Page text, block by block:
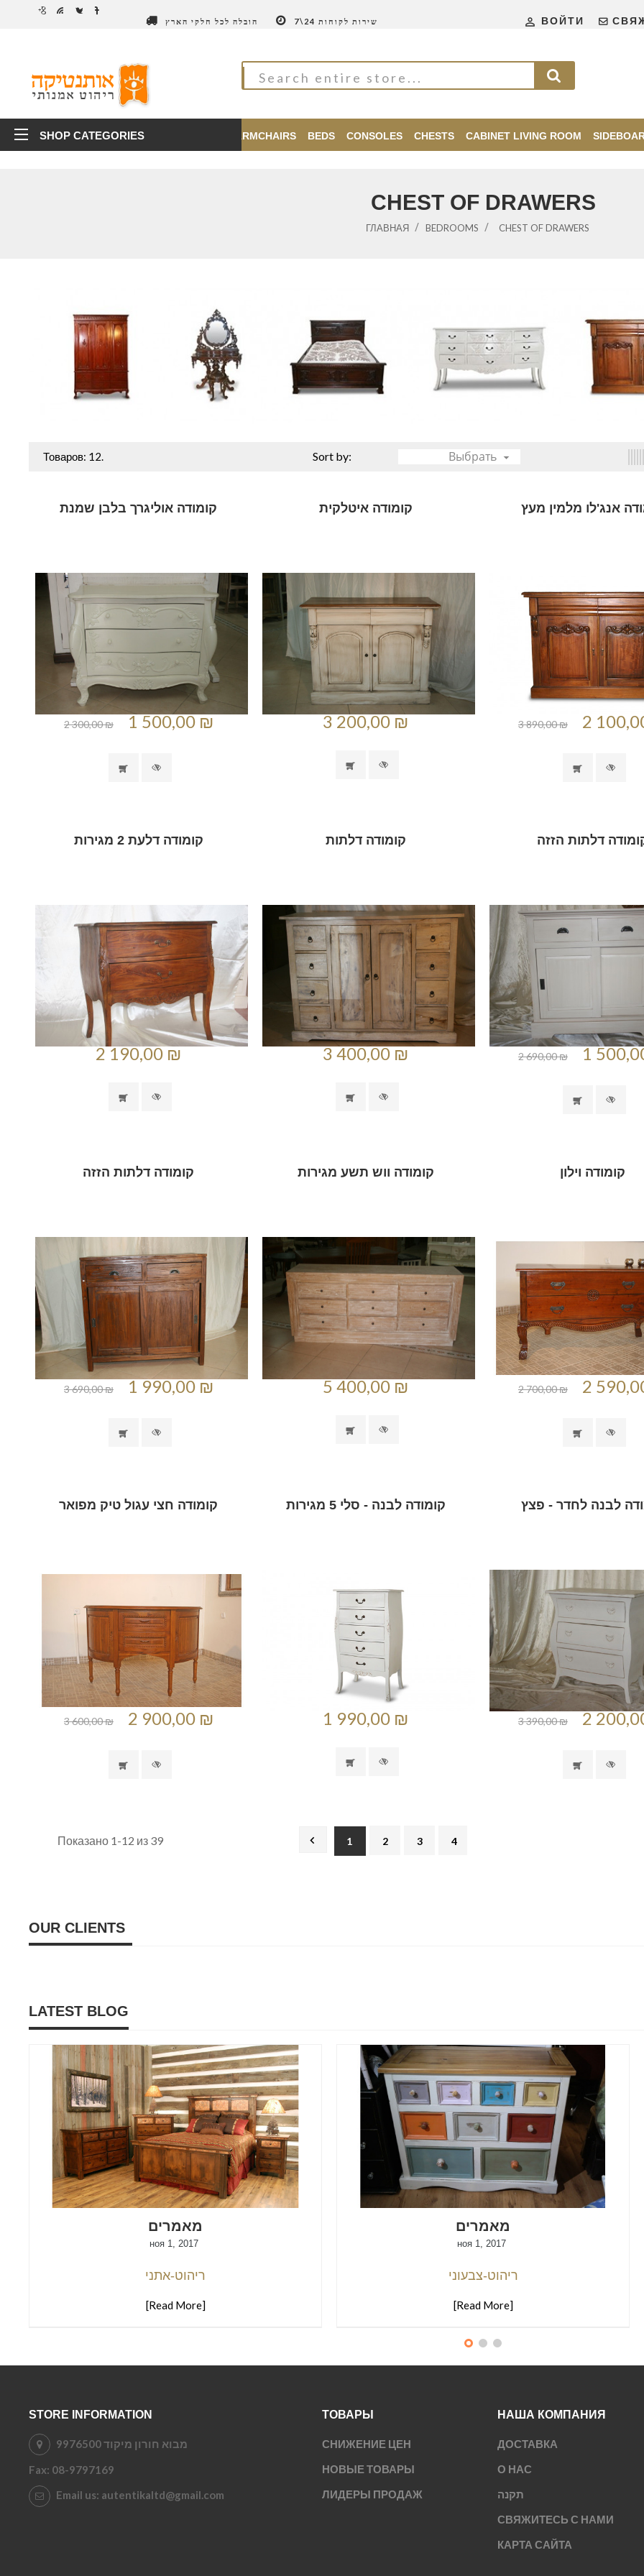
הובלה לכל חלקי הארץ שירות לקוחות 24\7  ВОЙТИ
TABLES ARMCHAIRS BEDS CONSOLES CHESTS CABINET LIVING ROOM
SHOP CATEGORIES
CHEST OF DRAWERS
ГЛАВНАЯ BEDROOMS CHEST OF DRAWERS
Товаров: 12. Sort by: Выбрать 
קומודה אוליגרך בלבן שמנת
2 300,00 ₪ 1 500,00 ₪
קומודה איטלקית
3 200,00 ₪
אנג'לו מלמין מעץ
3 890,00 ₪ 2
קומודה דלעת 2 מגירות
2 190,00 ₪
קומודה דלתות
3 400,00 ₪
דלתות הזזה
2 690,00 ₪ 1
קומודה דלתות הזזה
3 690,00 ₪ 1 990,00 ₪
קומודה ווש תשע מגירות
5 400,00 ₪
קומודה וילון
2 700,00 ₪ 2
קומודה חצי עגול טיק מפואר
3 600,00 ₪ 2 900,00 ₪
קומודה לבנה - סלי 5 מגירות
1 990,00 ₪
לבנה לחדר - פצץ
3 390,00 ₪ 2
Показано 1-12 из 39 1 2 3 4

OUR CLIENTS
LATEST BLOG
מאמרים
ноя 1, 2017
ריהוט-אתני
[Read More]
מאמרים
ноя 1, 2017
ריהוט-צבעוני
[Read More]
STORE INFORMATION
מבוא חורון מיקוד 9976500
Fax: 08-9797169
Email us: autentikaltd@gmail.com
ТОВАРЫ
СНИЖЕНИЕ ЦЕН
НОВЫЕ ТОВАРЫ
ЛИДЕРЫ ПРОДАЖ
НАША КОМПАНИЯ
ДОСТАВКА
О НАС
תקנה
СВЯЖИТЕСЬ С НАМИ
КАРТА САЙТА